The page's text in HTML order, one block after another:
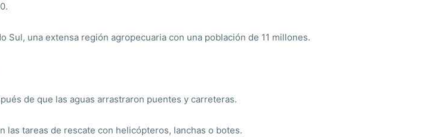
una extensa región agropecuaria con una población de 11 millones.
de que las aguas arrastraron puentes y carreteras.
tareas de rescate con helicópteros, lanchas o botes.